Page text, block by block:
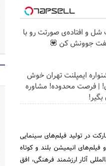
و افتاده‌ی صورتت رو با
جوونش کن 💟
ایمپلنت تهران خوش
| فرصت محدوده! مشاوره
بگیر!
در تولید فیلم‌های سینمایی
فیلم‌های انیمیشن بلند و کوتاه
آثار ارزشمند فرهنگی، افق